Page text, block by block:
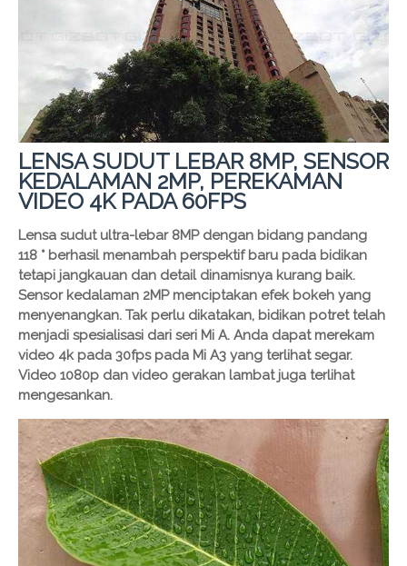
LENSA SUDUT LEBAR 8MP, SENSOR
KEDALAMAN 2MP, PEREKAMAN
VIDEO 4K PADA 60FPS
Lensa sudut ultra-lebar 8MP dengan bidang pandang
118 ° berhasil menambah perspektif baru pada bidikan
tetapi jangkauan dan detail dinamisnya kurang baik.
Sensor kedalaman 2MP menciptakan efek bokeh yang
menyenangkan. Tak perlu dikatakan, bidikan potret telah
menjadi spesialisasi dari seri Mi A. Anda dapat merekam
video 4k pada 30fps pada Mi A3 yang terlihat segar.
Video 1080p dan video gerakan lambat juga terlihat
mengesankan.